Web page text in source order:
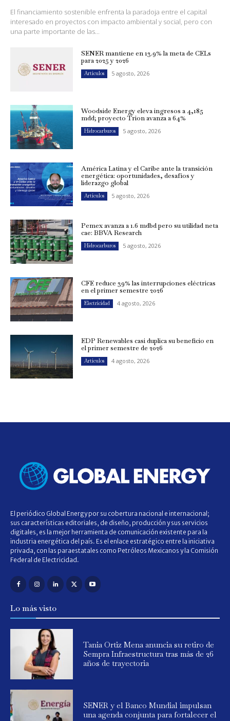
El financiamiento sostenible enfrenta la paradoja entre el capital
interesado en proyectos con impacto ambiental y social, pero con
una parte importante de las...
SENER mantiene en 13.9% la meta de CELs
para 2025 y 2026
Artículos 5 agosto, 2026
Woodside Energy eleva ingresos a 4,185
mdd; proyecto Trion avanza a 64%
Hidrocarburos 5 agosto, 2026
América Latina y el Caribe ante la transición
energética: oportunidades, desafíos y
liderazgo global
Artículos 5 agosto, 2026
Pemex avanza a 1.6 mdbd pero su utilidad neta
cae: BBVA Research
Hidrocarburos 5 agosto, 2026
CFE reduce 39% las interrupciones eléctricas
en el primer semestre 2026
Electricidad 4 agosto, 2026
EDP Renewables casi duplica su beneficio en
el primer semestre de 2026
Artículos 4 agosto, 2026
El periódico Global Energy por su cobertura nacional e internacional;
sus características editoriales, de diseño, producción y sus servicios
digitales, es la mejor herramienta de comunicación existente para la
industria energética del país. Es el enlace estratégico entre la iniciativa
privada, con las paraestatales como Petróleos Mexicanos y la Comisión
Federal de Electricidad.
Lo más visto
Tania Ortiz Mena anuncia su retiro de
Sempra Infraestructura tras más de 26
años de trayectoria
SENER y el Banco Mundial impulsan
una agenda conjunta para fortalecer el